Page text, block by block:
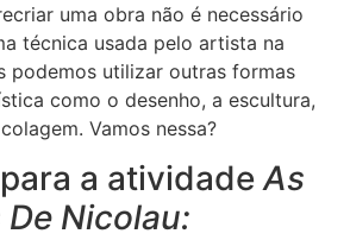
uma obra não é necessário
técnica usada pelo artista na
podemos utilizar outras formas
como o desenho, a escultura,
Vamos nessa?
a atividadeAs
Nicolau: